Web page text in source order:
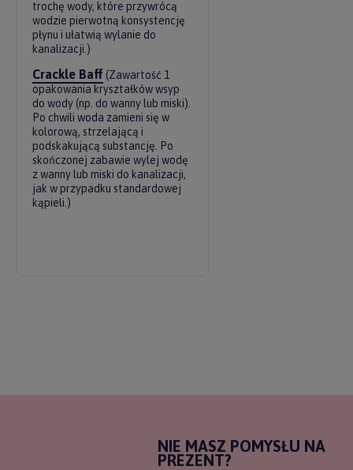
trochę wody, które przywrócą
wodzie pierwotną konsystencję
płynu i ułatwią wylanie do
kanalizacji.)
Crackle Baff (Zawartość 1
opakowania kryształków wsyp
do wody (np. do wanny lub miski).
Po chwili woda zamieni się w
kolorową, strzelającą i
podskakującą substancję. Po
skończonej zabawie wylej wodę
z wanny lub miski do kanalizacji,
jak w przypadku standardowej
kąpieli.)
NIE MASZ POMYSŁU NA
PREZENT?